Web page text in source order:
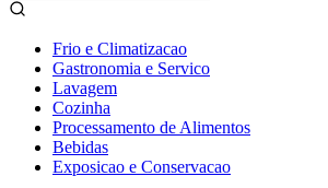
Frio e Climatizacao
Gastronomia e Servico
Lavagem
Cozinha
Processamento de Alimentos
Bebidas
Exposicao e Conservacao